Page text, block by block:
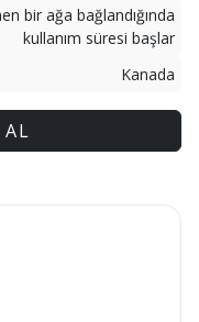
bir ağa bağlandığında
kullanım süresi başlar
Kanada